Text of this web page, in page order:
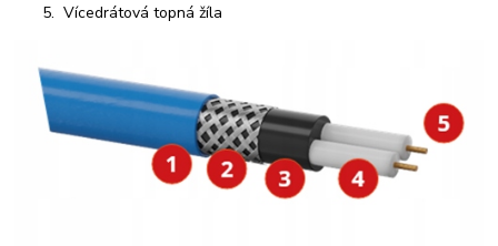
Vícedrátová topná žíla